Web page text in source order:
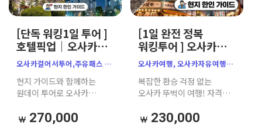
[단독 워킹1일 투어 ]
호텔픽업｜오사카&
나라 완전 정복｜한인
공식가이드｜
주유패스 추천
오사카걸어서투어,주유패스 ,
오사카 워킹투어, 오사카
뚜벅이 여행
현지 가이드와 함께하는
원데이 투어로 오사카
270,000
[1일 완전 정복
워킹투어 ] 오사카
소규모 한인 가이드｜
필수 명소 9곳｜
주유패스 추천
오사카여행, 오사카자유여행,
오사카가이드투어,
오사카워킹투어,
오사카주유패스,
주유패스투어,
오사카한인가이드, 오사카성,
복잡한 환승 걱정 없는
오사카 뚜벅이 여행! 자격증
오사카성, 우메다 공중정원,
도톤보리 크루즈 등 주유패스
230,000